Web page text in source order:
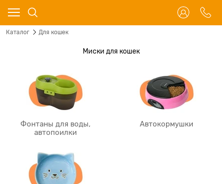
Каталог Для кошек
Миски для кошек
Фонтаны для воды,
автопоилки
Автокормушки